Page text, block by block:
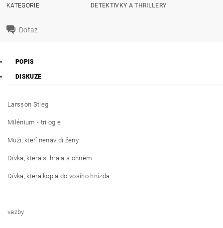
KATEGORIE
DETEKTIVKY A THRILLERY
Dotaz
POPIS
DISKUZE
Larsson Stieg
Milénium - trilogie
Muži, kteří nenávidí ženy
Dívka, která si hrála s ohněm
Dívka, která kopla do vosího hnízda
vazby